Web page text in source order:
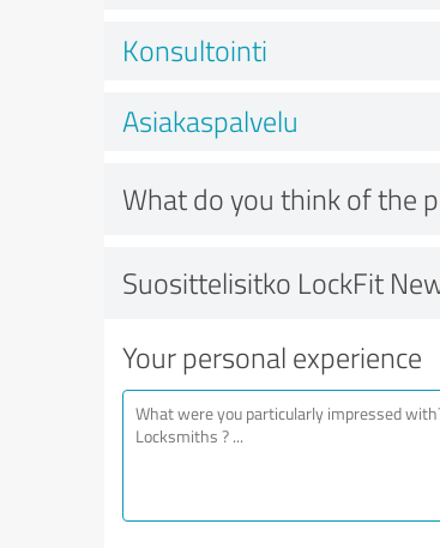
Konsultointi
Asiakaspalvelu
What do you think of the
Suosittelisitko LockFit
Your personal experience